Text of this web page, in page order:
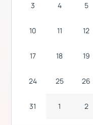
3 4 5
10 11 12
17 18 19
24 25 26
31 1 2